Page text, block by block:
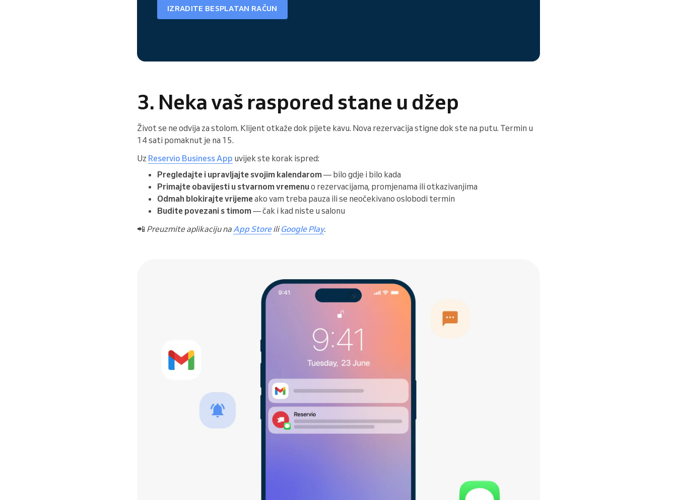
IZRADITE BESPLATAN RAČUN
3. Neka vaš raspored stane u džep
Život se ne odvija za stolom. Klijent otkaže dok pijete kavu. Nova rezervacija stigne dok ste na putu. Termin u
14 sati pomaknut je na 15.
Uz Reservio Business App uvijek ste korak ispred:
Pregledajte i upravljajte svojim kalendarom— bilo gdje i bilo kada
Primajte obavijesti u stvarnom vremenuo rezervacijama, promjenama ili otkazivanjima
Odmah blokirajte vrijemeako vam treba pauza ili se neočekivano oslobodi termin
Budite povezani s timom— čak i kad niste u salonu
📲 Preuzmite aplikaciju na App StoreiliGoogle Play.